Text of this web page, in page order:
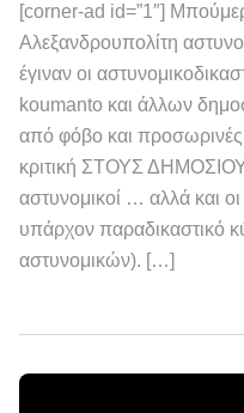
[corner-ad id=”1″]
Αλεξανδρουπολίτη
έγιναν οι
koumanto και άλλων
από φόβο και
κριτική ΣΤΟΥΣ
αστυνομικοί … αλλά και οι
υπάρχον παραδικαστικό
αστυνομικών). […]